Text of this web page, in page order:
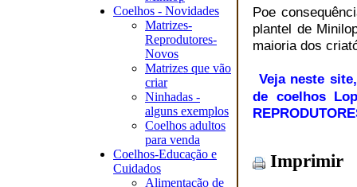
Coelhos - Novidades
Matrizes-
Reprodutores-
Novos
Matrizes que vão
criar
Ninhadas -
alguns exemplos
Coelhos adultos
para venda
Coelhos-Educação e
Cuidados
Alimentação de
Poe
plantel de
maioria dos
Veja neste
de coelhos
Imprimir